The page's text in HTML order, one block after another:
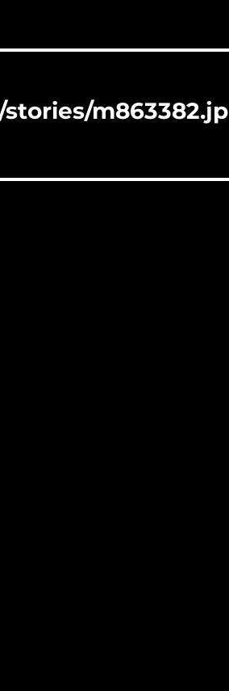
m863382.jp